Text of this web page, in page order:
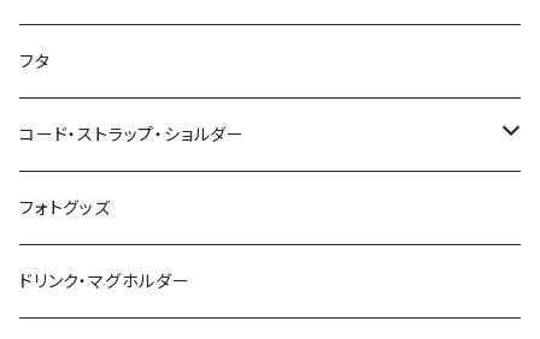
母子手帳ケース
ストローラーバッグ
バッグイン巾着
マルシェバッグ
オールインポーチ
ボトルホルダー
ブックカバー
NEWウェットティッシュケース
３点セット
ポケットティッシュケース
NEWポケットティッシュケース
３点セット
母子手帳ケース
マザーズバッグ
保冷保温ポーチ
レザートートバッグ（横型）
Sサイズ
Mサイズ
マザーズバッグ
あずまバッグ
３way一升餅リュック
母子手帳ケース
ポーチ・小物ケース
スクエアバッグ
ジップトント
アジャスタージップトント
オケージョンバッグ
テトラポーチ
ポーチ
オールインポーチ
小物ケース
移動ポケット
フタ
コード・ストラップ・ショルダー
コード
レザーショルダー
フォトグッズ
ドリンク・マグホルダー